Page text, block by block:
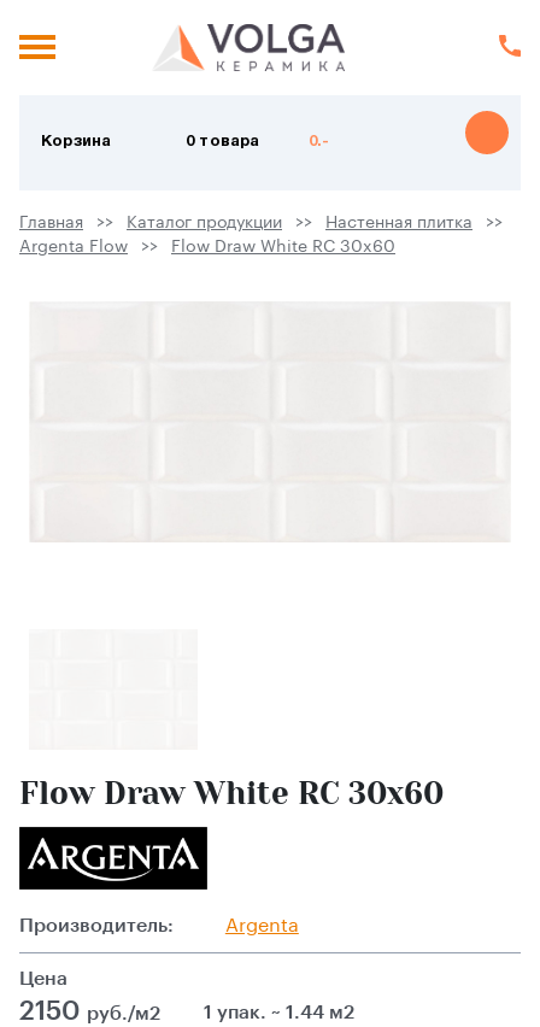
Корзина 0 товара 0.-
Главная Каталог продукции
Настенная плитка
Argenta Flow
Flow Draw White RC 30x60
Flow Draw White RC 30x60
Производитель: Argenta
Цена
2150 руб./м2 1 упак. ~ 1.44 м2